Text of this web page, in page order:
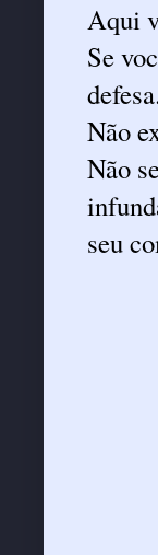
Aqui
Se
Não
Não
seu